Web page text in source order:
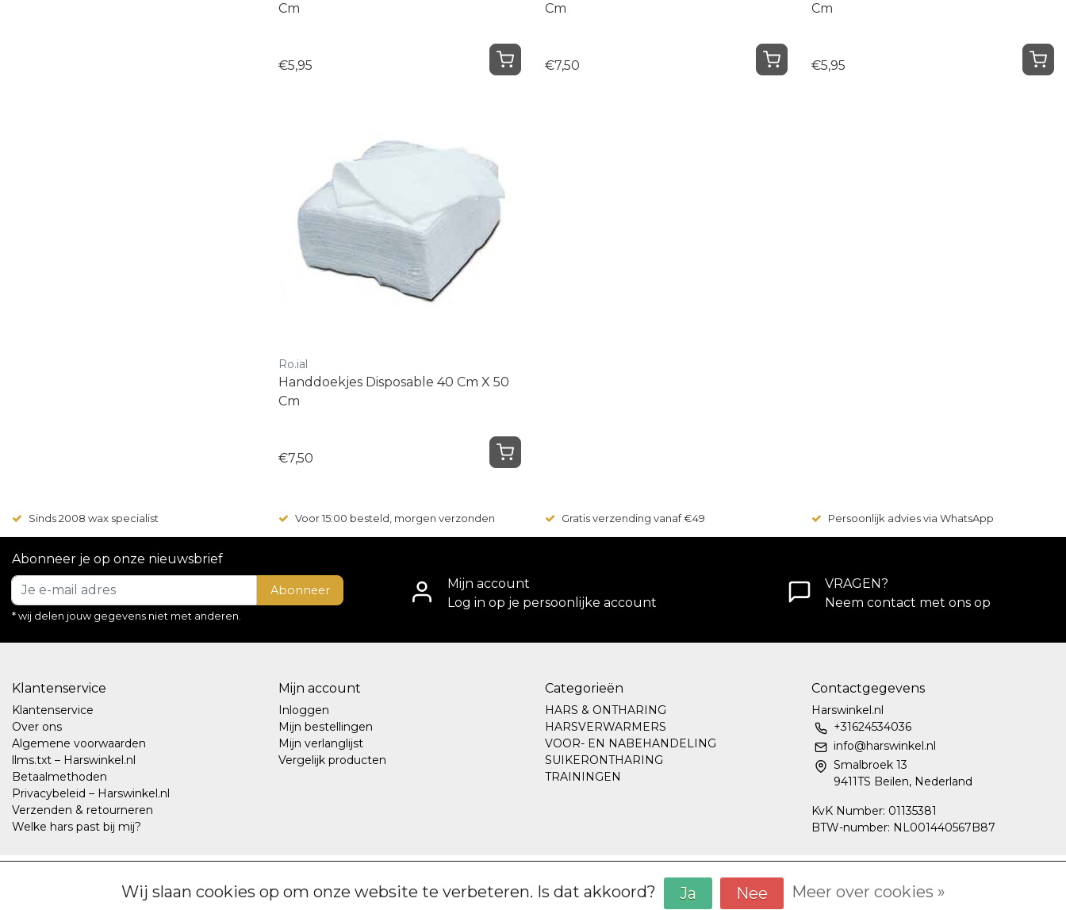
Cm
€5,95
Cm
€7,50
Cm
€5,95
Ro.ial
Handdoekjes Disposable 40 Cm X 50
Cm
€7,50
Sinds 2008 wax specialist Voor 15:00 besteld, morgen verzonden Gratis verzending vanaf €49 Persoonlijk advies via WhatsApp
Abonneer je op onze nieuwsbrief
Abonneer
* wij delen jouw gegevens niet met anderen.
Mijn account
Log in op je persoonlijke account
VRAGEN?
Neem contact met ons op
Klantenservice
Klantenservice
Over ons
Algemene voorwaarden
llms.txt – Harswinkel.nl
Betaalmethoden
Privacybeleid – Harswinkel.nl
Verzenden & retourneren
Welke hars past bij mij?
Mijn account
Inloggen
Mijn bestellingen
Mijn verlanglijst
Vergelijk producten
Categorieën
HARS & ONTHARING
HARSVERWARMERS
VOOR- EN NABEHANDELING
SUIKERONTHARING
TRAININGEN
Contactgegevens
Harswinkel.nl
+31624534036
info@harswinkel.nl
Smalbroek 13
9411TS Beilen, Nederland
KvK Number: 01135381
BTW-number: NL001440567B87
Algemene voorwaarden |Disclaimer|Privacybeleid – Harswinkel.nl |Sitemap|
Wij slaan cookies op om onze website te verbeteren. Is dat akkoord? Ja Nee Meer over cookies »